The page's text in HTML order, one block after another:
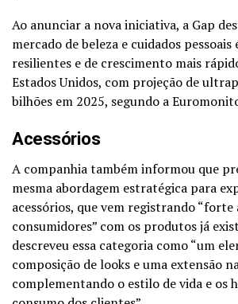
Ao anunciar a nova iniciativa, a Gap
mercado de beleza e cuidados pessoais
resilientes e de crescimento mais
Estados Unidos, com projeção de
bilhões em 2025, segundo a
Acessórios
A companhia também informou que
mesma abordagem estratégica para
acessórios, que vem registrando “forte
consumidores” com os produtos já
descreveu essa categoria como “um
composição de looks e uma extensão
complementando o estilo de vida e os